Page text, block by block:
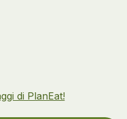
di PlanEat!